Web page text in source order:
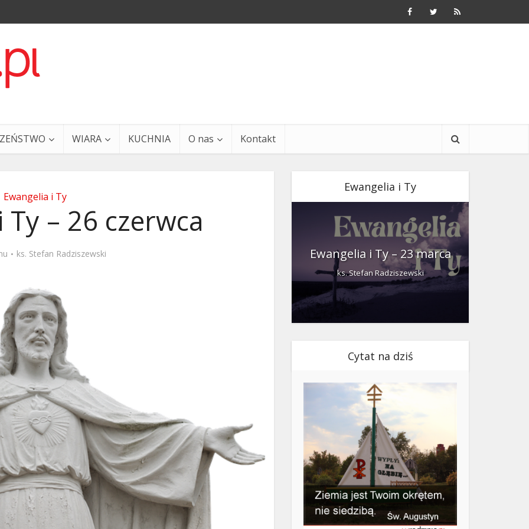
WIARA KUCHNIA O nas Kontakt
Ewangelia i Ty
– 26 czerwca
ks. Stefan Radziszewski
Ewangelia i Ty
i Ty – 29 grudnia Ewangelia i Ty – 23 marca
ks. Stefan Radziszewski
Cytat na dziś